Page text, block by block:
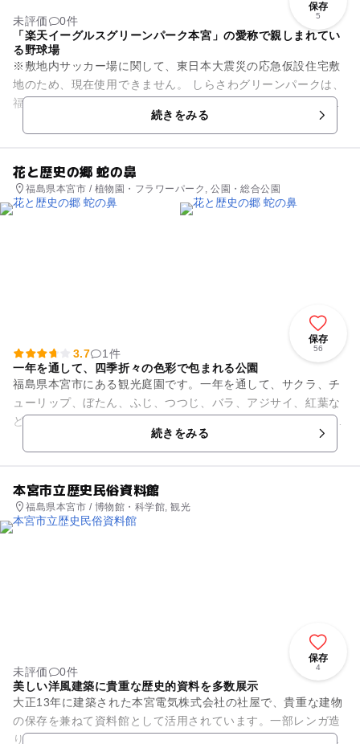
保存
5
未評価
0件
「楽天イーグルスグリーンパーク本宮」の愛称で親しまれてい
る野球場
※敷地内サッカー場に関して、東日本大震災の応急仮設住宅敷
地のため、現在使用できません。 しらさわグリーンパークは、
福島県本宮市にある、「楽天イーグルスグリーンパーク本宮」
の愛称で親しまれている...続きをみる
花と歴史の郷 蛇の鼻
福島県本宮市 / 植物園・フラワーパーク, 公園・総合公園
保存
56
3.7
1件
一年を通して、四季折々の色彩で包まれる公園
福島県本宮市にある観光庭園です。一年を通して、サクラ、チ
ューリップ、ぼたん、ふじ、つつじ、バラ、アジサイ、紅葉な
ど、四季折々の色彩で包まれます。例年4月上旬から5月下旬の
続きをみる
本宮市立歴史民俗資料館
福島県本宮市 / 博物館・科学館, 観光
保存
4
未評価
0件
美しい洋風建築に貴重な歴史的資料を多数展示
大正13年に建築された本宮電気株式会社の社屋で、貴重な建物
の保存を兼ねて資料館として活用されています。一部レンガ造
りの鉄筋コンクリート造で、市の非木造建物としては最も古